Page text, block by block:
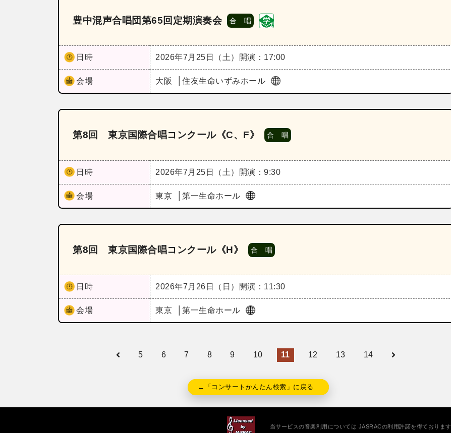
豊中混声合唱団第65回定期演奏会 合 唱
日時 2026年7月25日（土） 開演：17:00
会場 大阪 住友生命いずみホール
第8回 東京国際合唱コンクール《C、F》 合 唱
日時 2026年7月25日（土） 開演：9:30
会場 東京 第一生命ホール
第8回 東京国際合唱コンクール《H》 合 唱
日時 2026年7月26日（日） 開演：11:30
会場 東京 第一生命ホール
5 6 7 8 9 10 11 12 13 14
←「コンサートかんたん検索」に戻る
当サービスの音楽利用については JASRACの利用許諾を得ております